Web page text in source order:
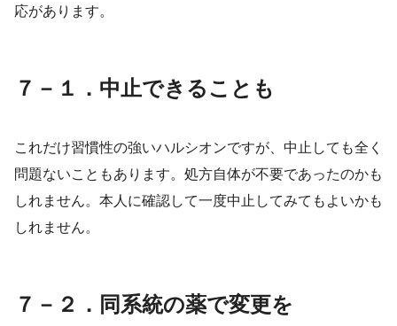
応があります。
７－１．中止できることも
これだけ習慣性の強いハルシオンですが、中止しても全く
問題ないこともあります。処方自体が不要であったのかも
しれません。本人に確認して一度中止してみてもよいかも
しれません。
７－２．同系統の薬で変更を